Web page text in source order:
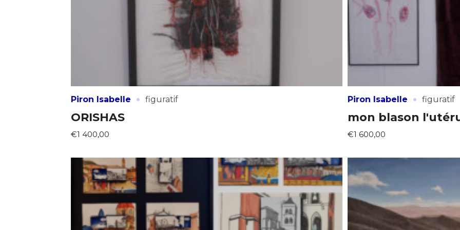
Piron Isabelle · figuratif
ORISHAS
€1 400,00
Piron Isabelle · figuratif
mon blason
€1 600,00